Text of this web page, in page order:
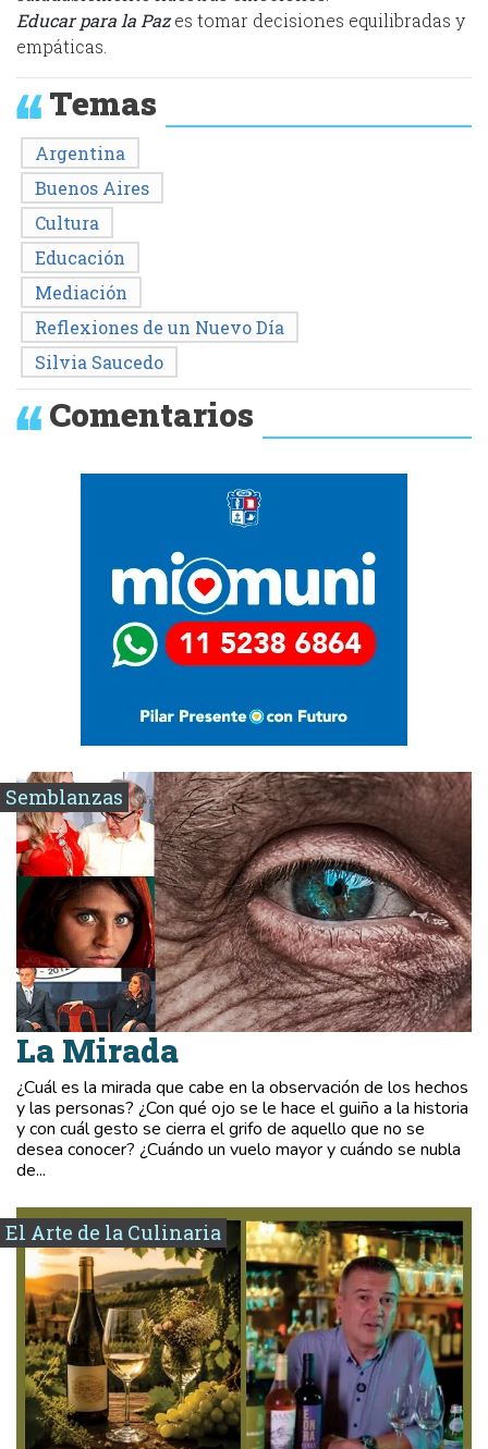
Educar para la Pazes tomar decisiones equilibradas y
empáticas.
Temas
Argentina
Buenos Aires
Cultura
Educación
Mediación
Reflexiones de un Nuevo Día
Silvia Saucedo
Comentarios
Semblanzas
La Mirada
¿Cuál es la mirada que cabe en la observación de los hechos
y las personas? ¿Con qué ojo se le hace el guiño a la historia
y con cuál gesto se cierra el grifo de aquello que no se
desea conocer? ¿Cuándo un vuelo mayor y cuándo se nubla
de...
El Arte de la Culinaria